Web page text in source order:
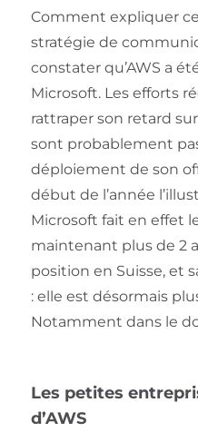
Comment expliquer
stratégie de
constater qu’AWS a
Microsoft. Les efforts
rattraper son retard
sont probablement
déploiement de son
début de l’année
Microsoft fait en effet
maintenant plus de 2
position en Suisse, et
: elle est désormais
Notamment dans le
Les petites
d’AWS